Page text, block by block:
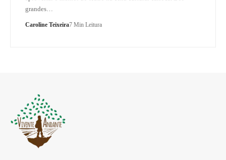
grandes…
Caroline Teixeira7 Min Leitura